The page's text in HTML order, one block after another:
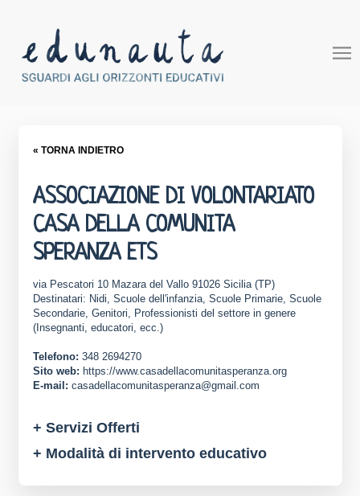
« TORNA INDIETRO
ASSOCIAZIONE DI VOLONTARIATO
CASA DELLA COMUNITA
SPERANZA ETS
via Pescatori 10 Mazara del Vallo 91026 Sicilia (TP)
Destinatari: Nidi, Scuole dell'infanzia, Scuole Primarie, Scuole
Secondarie, Genitori, Professionisti del settore in genere
(Insegnanti, educatori, ecc.)
Telefono: 348 2694270
Sito web: https://www.casadellacomunitasperanza.org
E-mail: casadellacomunitasperanza@gmail.com
+ Servizi Offerti
+ Modalità di intervento educativo